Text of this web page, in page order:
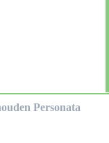
Personata